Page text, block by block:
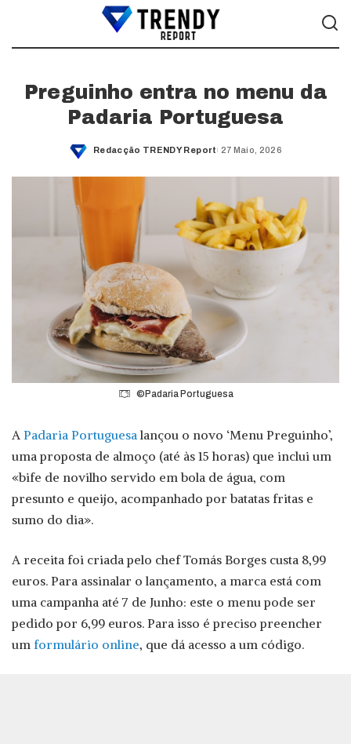
Preguinho entra no menu da
Padaria Portuguesa
Posted
Redacção TRENDY Report 27 Maio, 2026
©Padaria Portuguesa
A Padaria Portuguesa lançou o novo ‘Menu Preguinho’,
uma proposta de almoço (até às 15 horas) que inclui um
«bife de novilho servido em bola de água, com
presunto e queijo, acompanhado por batatas fritas e
sumo do dia».
A receita foi criada pelo chef Tomás Borges custa 8,99
euros. Para assinalar o lançamento, a marca está com
uma campanha até 7 de Junho: este o menu pode ser
pedido por 6,99 euros. Para isso é preciso preencher
um formulário online, que dá acesso a um código.